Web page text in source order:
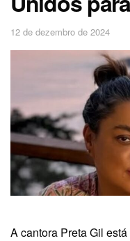
12 de dezembro de 2024
A cantora Preta Gil